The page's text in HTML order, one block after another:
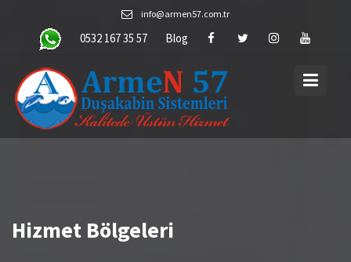
content
info@armen57.com.tr
0532 167 35 57 Blog
Hizmet Bölgeleri